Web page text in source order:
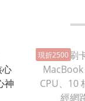
現折2500